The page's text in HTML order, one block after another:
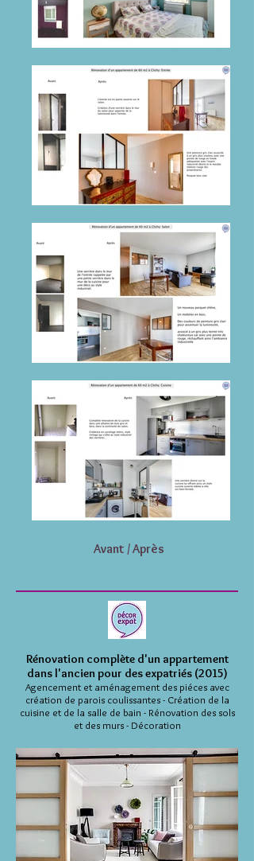
Avant / Après
Rénovation complète d'un appartement
dans l'ancien pour des expatriés (2015)
Agencement et aménagement des piéces avec
création de parois coulissantes - Création de la
cuisine et de la salle de bain - Rénovation des sols
et des murs - Décoration